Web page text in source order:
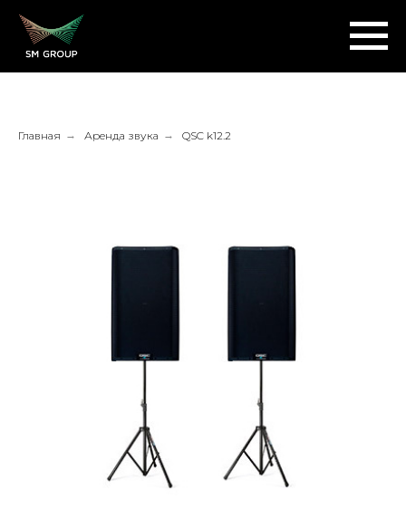
Главная → Аренда звука → QSC k12.2